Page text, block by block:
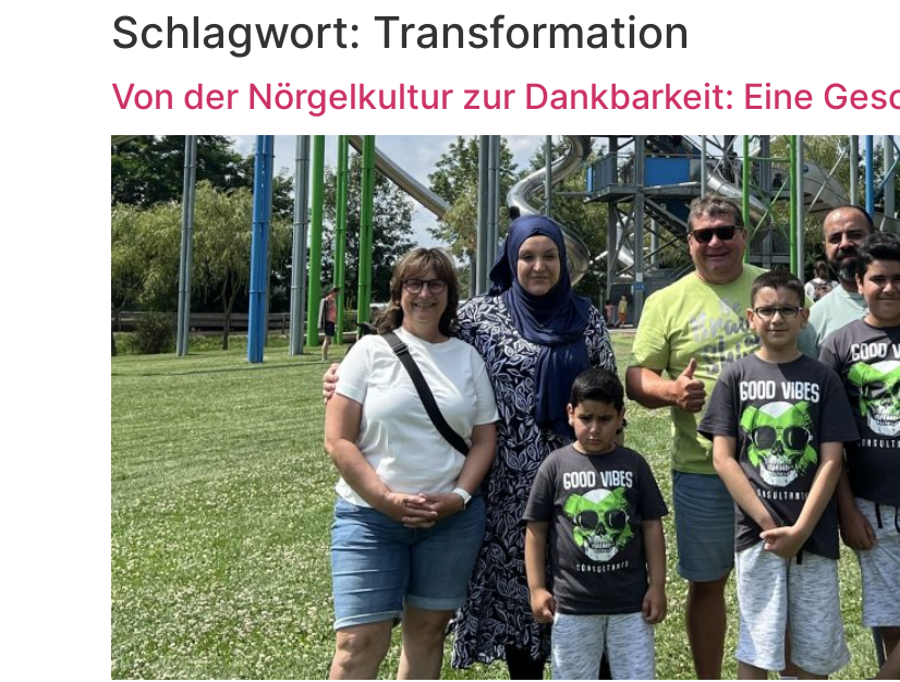
Schlagwort: Transformation
Von der Nörgelkultur zur Dankbarkeit: Eine